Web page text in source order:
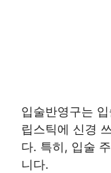
입술반영구는
립스틱에 신경
다. 특히, 입술
니다.